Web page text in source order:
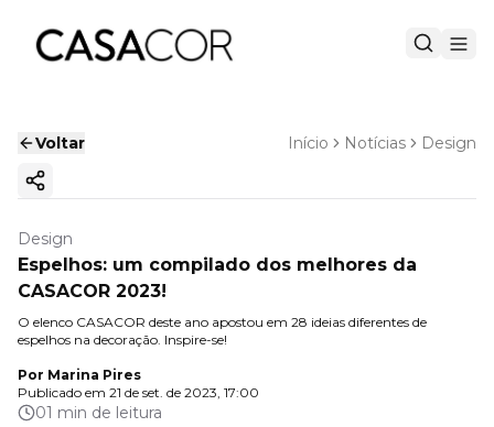
Voltar Início Notícias Design
Copiar link
Design
Espelhos: um compilado dos melhores da
CASACOR 2023!
O elenco CASACOR deste ano apostou em 28 ideias diferentes de
espelhos na decoração. Inspire-se!
Por Marina Pires
Publicado em 21 de set. de 2023, 17:00
01 min de leitura